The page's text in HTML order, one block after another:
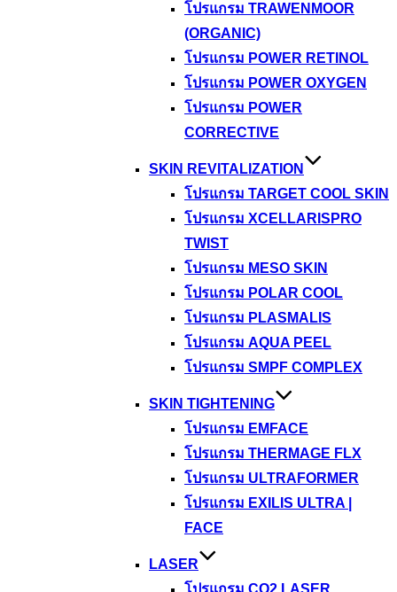
โปรแกรม TRAWENMOOR
(ORGANIC)
โปรแกรม POWER RETINOL
โปรแกรม POWER OXYGEN
โปรแกรม POWER
CORRECTIVE
SKIN REVITALIZATION
โปรแกรม TARGET COOL SKIN
โปรแกรม XCELLARISPRO
TWIST
โปรแกรม MESO SKIN
โปรแกรม POLAR COOL
โปรแกรม PLASMALIS
โปรแกรม AQUA PEEL
โปรแกรม SMPF COMPLEX
SKIN TIGHTENING
โปรแกรม EMFACE
โปรแกรม THERMAGE FLX
โปรแกรม ULTRAFORMER
โปรแกรม EXILIS ULTRA |
FACE
LASER